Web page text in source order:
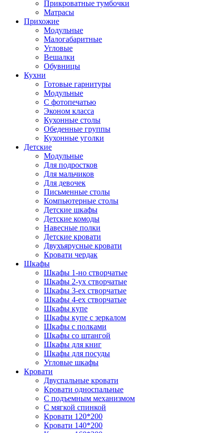
Прикроватные тумбочки
Матрасы
Прихожие
Модульные
Малогабаритные
Угловые
Вешалки
Обувницы
Кухни
Готовые гарнитуры
Модульные
С фотопечатью
Эконом класса
Кухонные столы
Обеденные группы
Кухонные уголки
Детские
Модульные
Для подростков
Для мальчиков
Для девочек
Письменные столы
Компьютерные столы
Детские шкафы
Детские комоды
Навесные полки
Детские кровати
Двухъярусные кровати
Кровати чердак
Шкафы
Шкафы 1-но створчатые
Шкафы 2-ух створчатые
Шкафы 3-ех створчатые
Шкафы 4-ех створчатые
Шкафы купе
Шкафы купе с зеркалом
Шкафы с полками
Шкафы со штангой
Шкафы для книг
Шкафы для посуды
Угловые шкафы
Кровати
Двуспальные кровати
Кровати односпальные
С подъемным механизмом
С мягкой спинкой
Кровати 120*200
Кровати 140*200